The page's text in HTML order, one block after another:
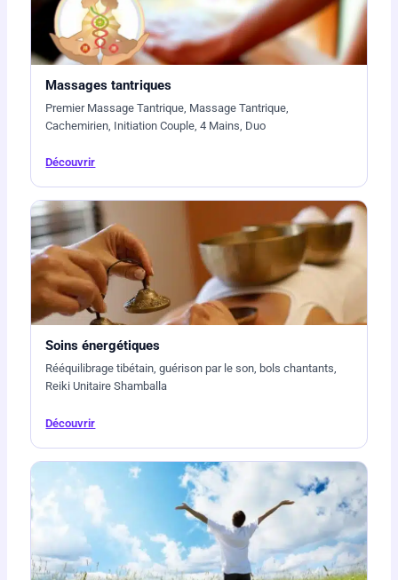
Massages tantriques
Premier Massage Tantrique, Massage Tantrique,
Cachemirien, Initiation Couple, 4 Mains, Duo
Découvrir
Soins énergétiques
Rééquilibrage tibétain, guérison par le son, bols chantants,
Reiki Unitaire Shamballa
Découvrir